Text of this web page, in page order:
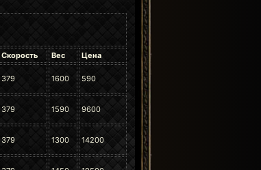
Скорость Вес Цена
379 1600 590
379 1590 9600
379 1300 14200